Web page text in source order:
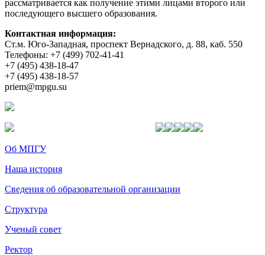
рассматривается как получение этими лицами второго или
последующего высшего образования.
Контактная информация:
Ст.м. Юго-Западная, проспект Вернадского, д. 88, каб. 550
Телефоны: +7 (499) 702-41-41
+7 (495) 438-18-47
+7 (495) 438-18-57
priem@mpgu.su
Об МПГУ
Наша история
Сведения об образовательной организации
Структура
Ученый совет
Ректор